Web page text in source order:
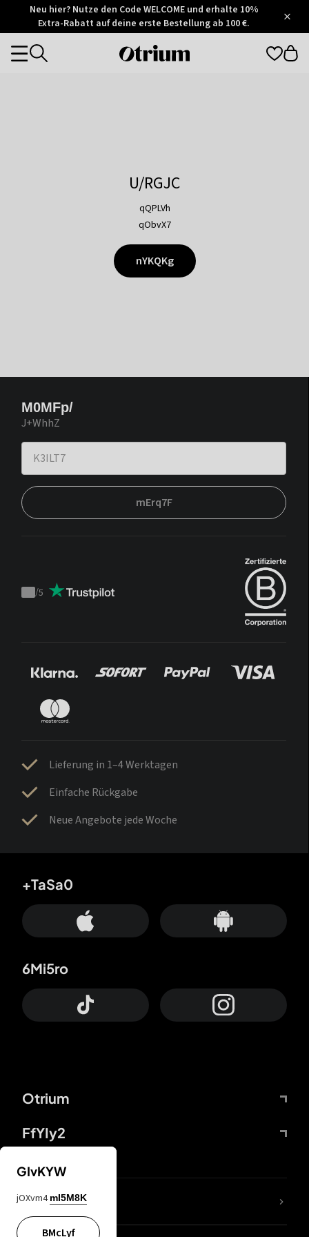
Otrium
Trustpilot
Neu hier? Nutze den Code WELCOME und erhalte 10%
Extra-Rabatt auf deine erste Bestellung ab 100 €.
Otrium
Categories
U/RGJC
qQPLVh
qObvX7
nYKQKg
M0MFp/
J+WhhZ
mErq7F
Trustpilot
/5
Lieferung in 1–4 Werktagen
Einfache Rückgabe
Neue Angebote jede Woche
Otrium
FfYIy2
+TaSa0
6Mi5ro
DDcvSo
GIvKYW
jOXvm4 mI5M8K
BMcLyf